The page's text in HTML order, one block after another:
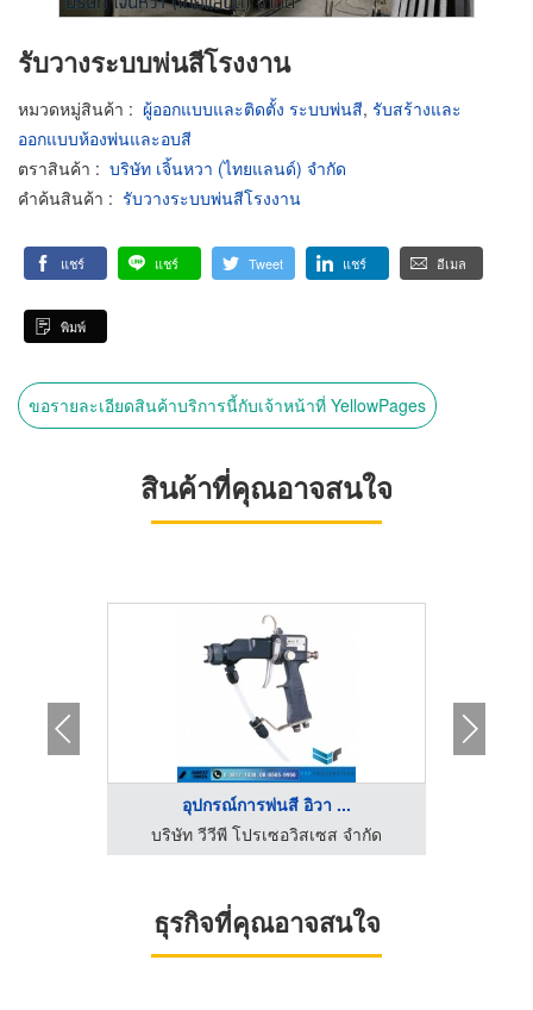
รับวางระบบพ่นสีโรงงาน
หมวดหมู่สินค้า : ผู้ออกแบบและติดตั้ง ระบบพ่นสี, รับสร้างและ
ออกแบบห้องพ่นและอบสี
ตราสินค้า : บริษัท เจิ้นหวา (ไทยแลนด์) จำกัด
คำค้นสินค้า : รับวางระบบพ่นสีโรงงาน
แชร์ แชร์ Tweet แชร์ อีเมล
พิมพ์
ขอรายละเอียดสินค้าบริการนี้กับเจ้าหน้าที่ YellowPages
สินค้าที่คุณอาจสนใจ
อุปกรณ์การพ่นสี อิวา ...
บริษัท วีวีพี โปรเซอวิสเซส จำกัด
ธุรกิจที่คุณอาจสนใจ